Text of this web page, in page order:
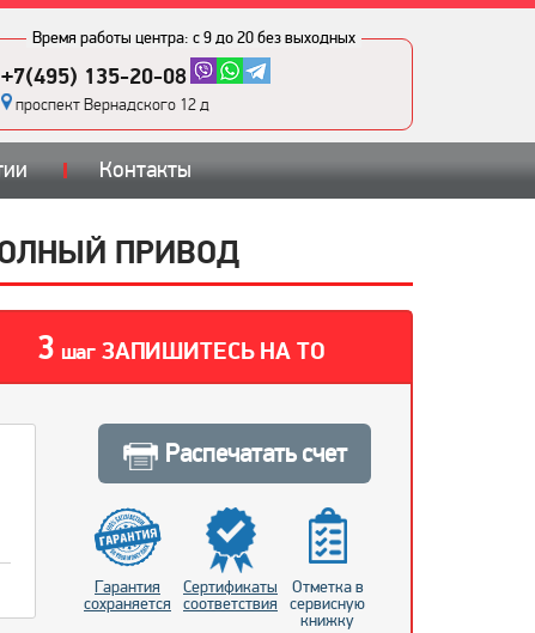
Время работы центра: с 9 до 20 без выходных
+7(495) 135-20-08
проспект Вернадского 12 д
Контакты
ПРИВОД
3 шаг ЗАПИШИТЕСЬ НА ТО
Распечатать счет
Гарантия
сохраняется
Сертификаты
соответствия
Отметка в
сервисную
книжку